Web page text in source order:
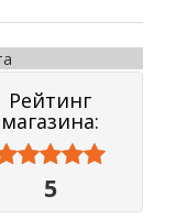
Рейтинг
магазина:
5